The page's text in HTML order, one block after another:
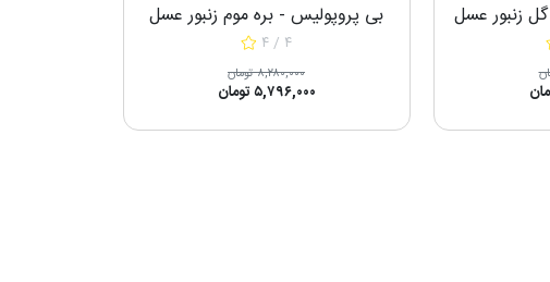
زنبور عسل بی پروپولیس - بره موم زنبور عسل
۴ / ۴
۸,۲۸۰,۰۰۰ تومان
۵,۷۹۶,۰۰۰ تومان